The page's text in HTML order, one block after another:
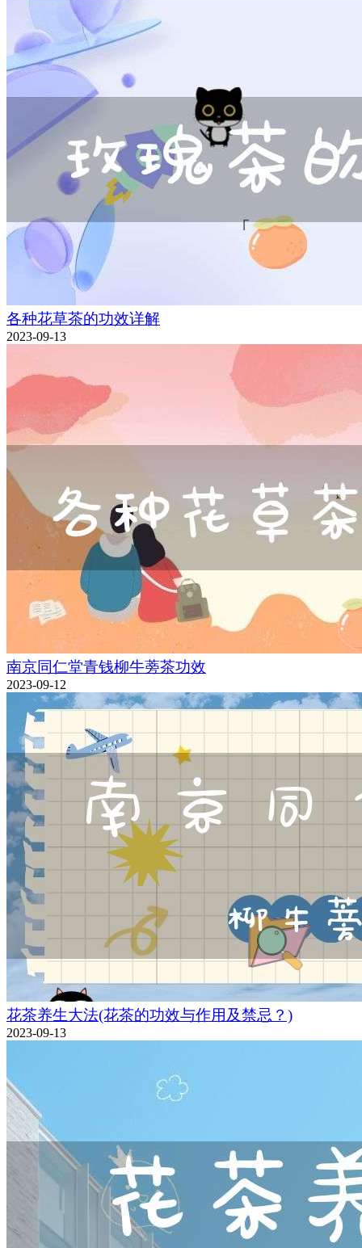
各种花草茶的功效详解
2023-09-13
南京同仁堂青钱柳牛蒡茶功效
2023-09-12
花茶养生大法(花茶的功效与作用及禁忌？)
2023-09-13